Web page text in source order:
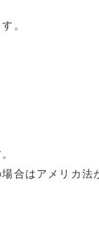
。
合はアメリカ法